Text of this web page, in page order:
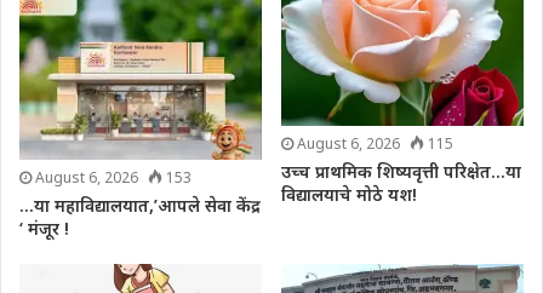
August 6, 2026 153
…या महाविद्यालयात,’आपले सेवा केंद्र
‘ मंजूर !
August 6, 2026 115
उच्च प्राथमिक शिष्यवृत्ती परिक्षेत…या
विद्यालयाचे मोठे यश!